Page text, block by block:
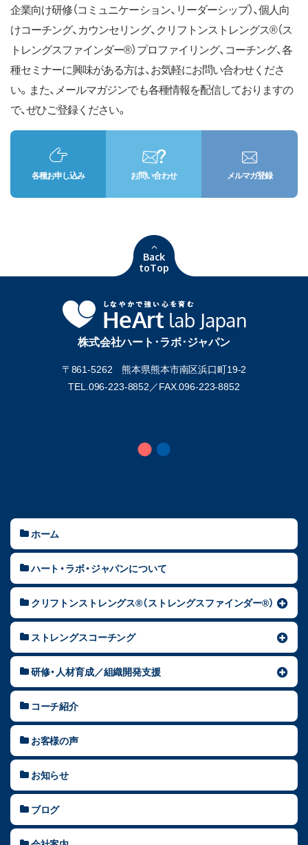
企業向け研修（コミュニケーション、リーダーシップ）、個人向
けコーチング、カウンセリング、クリフトンストレングス®（ス
トレングスファインダー®）プロファイリング、コーチング、各
種セミナーに興味がある方は、お気軽にお問い合わせくださ
い。また、メールマガジンでも各種情報を配信しておりますの
で、ぜひご登録ください。
各種お申し込み お問い合わせ メルマガ登録
Back
toTop
株式会社ハート･ラボ･ジャパン
〒861-5262 熊本県熊本市南区浜口町19-2
TEL.096-223-8852／FAX.096-223-8852
ホーム
ハート・ラボ・ジャパンについて
クリフトンストレングス®（ストレングスファインダー®）
ストレングスコーチング
研修・人材育成／組織開発支援
コーチ紹介
お客様の声
お知らせ
ブログ